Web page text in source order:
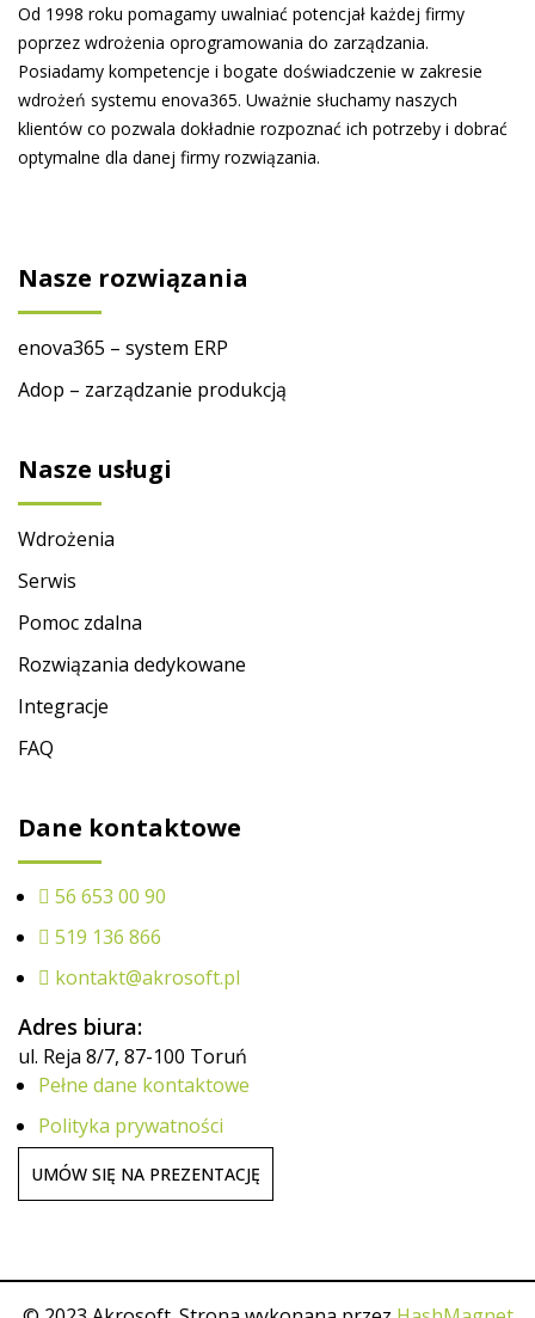
Od 1998 roku pomagamy uwalniać potencjał każdej firmy
poprzez wdrożenia oprogramowania do zarządzania.
Posiadamy kompetencje i bogate doświadczenie w zakresie
wdrożeń systemu enova365. Uważnie słuchamy naszych
klientów co pozwala dokładnie rozpoznać ich potrzeby i dobrać
optymalne dla danej firmy rozwiązania.
Nasze rozwiązania
enova365 – system ERP
Adop – zarządzanie produkcją
Nasze usługi
Wdrożenia
Serwis
Pomoc zdalna
Rozwiązania dedykowane
Integracje
FAQ
Dane kontaktowe
56 653 00 90
519 136 866
kontakt@akrosoft.pl
Adres biura:
ul. Reja 8/7, 87-100 Toruń
Pełne dane kontaktowe
Polityka prywatności
UMÓW SIĘ NA PREZENTACJĘ